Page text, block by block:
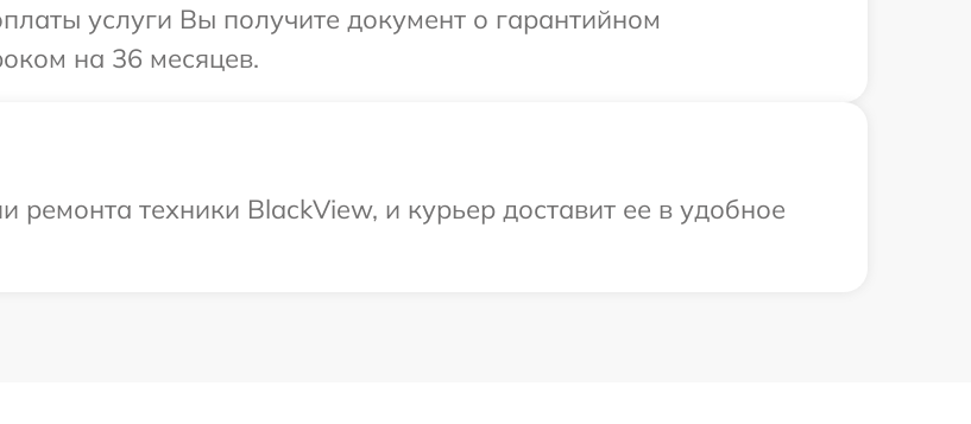
услуги Вы получите документ о гарантийном
на 36 месяцев.
техники BlackView, и курьер доставит ее в удобное